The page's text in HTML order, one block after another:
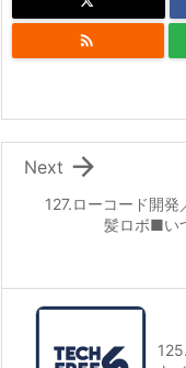

127.ローコード開
髪ロボ■い

Next